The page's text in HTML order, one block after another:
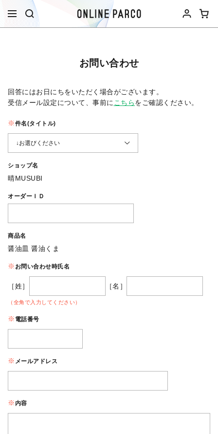
お問い合わせ
回答にはお日にちをいただく場合がございます。
受信メール設定について、事前に こちらをご確認ください。​
件名(タイトル)
ショップ名
晴MUSUBI
オーダーＩＤ
商品名
醤油皿 醤油くま
お問い合わせ時氏名
［姓］ ［名］
（全角で入力してください）
電話番号
メールアドレス
内容